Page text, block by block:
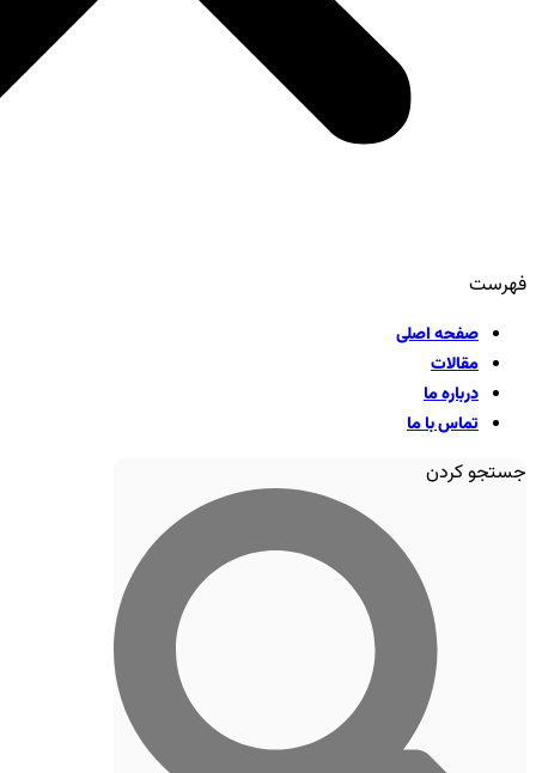
فهرست
صفحه اصلی
مقالات
درباره ما
تماس با ما
جستجو کردن